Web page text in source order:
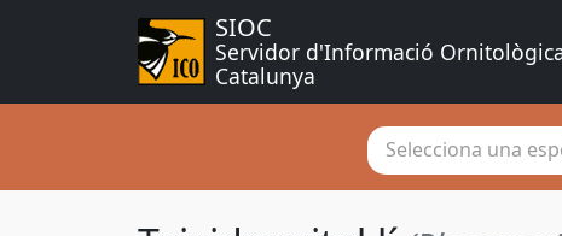
SIOC
Servidor d'Informació
Catalunya
Selecciona una